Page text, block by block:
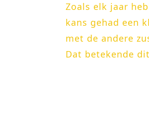
Zoals elk jaar
kans gehad een
met de andere
Dat betekende